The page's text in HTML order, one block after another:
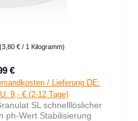
(3,80 € / 1 Kilogramm)
Verkaufspreis:
€
/ Lieferung DE:
9,- € (2-12 Tage)
SL schnelllöslicher
ph-Wert Stabilisierung